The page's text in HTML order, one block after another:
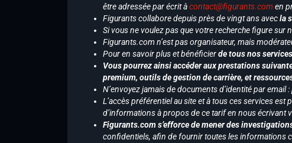
être adressée par écrit àcontact@figurants.com en
Figurants collabore depuis près de vingt ans avecla
Si vous ne voulez pas que votre recherche figure
Figurants.com n’est pas organisateur, mais
Pour en savoir plus et bénéficierde tous nos services
Vous pourrez ainsi accéder aux prestations
premium, outils de gestion de carrière, et
N’envoyez jamais de documents d’identité par email
L’accès préférentiel au site et à tous ces services
d’informations à propos de ce tarif en nous écrivant
Figurants.com s’efforce de mener des
confidentiels, afin de fournir toutes les informations